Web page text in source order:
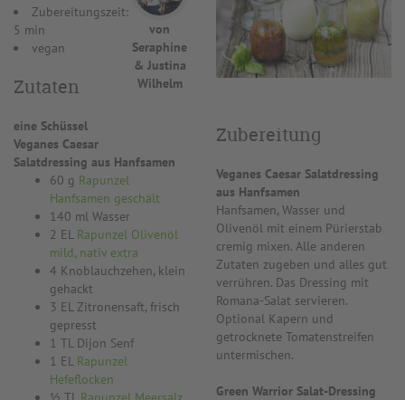
von
Seraphine
& Justina
Wilhelm
Zubereitungszeit:
5 min
vegan
Zutaten
eine Schüssel
Veganes Caesar
Salatdressing aus Hanfsamen
60 g Rapunzel
Hanfsamen geschält
140 ml Wasser
2 EL Rapunzel Olivenöl
mild, nativ extra
4 Knoblauchzehen, klein
gehackt
3 EL Zitronensaft, frisch
gepresst
1 TL Dijon Senf
1 EL Rapunzel
Hefeflocken
Zubereitung
Veganes Caesar Salatdressing
aus Hanfsamen
Hanfsamen, Wasser und
Olivenöl mit einem Pürierstab
cremig mixen. Alle anderen
Zutaten zugeben und alles gut
verrühren. Das Dressing mit
Romana-Salat servieren.
Optional Kapern und
getrocknete Tomatenstreifen
untermischen.
Green Warrior Salat-Dressing